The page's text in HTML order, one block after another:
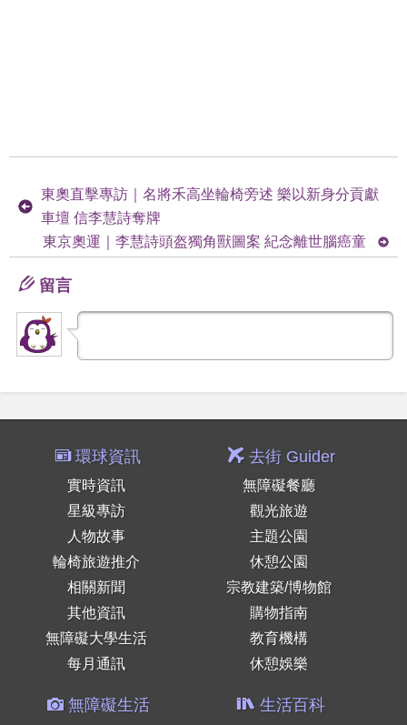
東奧直擊專訪｜名將禾高坐輪椅旁述 樂以新身分貢獻
車壇 信李慧詩奪牌
東京奧運｜李慧詩頭盔獨角獸圖案 紀念離世腦癌童
留言
環球資訊
實時資訊
星級專訪
人物故事
輪椅旅遊推介
相關新聞
其他資訊
無障礙大學生活
每月通訊
去街 Guider
無障礙餐廳
觀光旅遊
主題公園
休憩公園
宗教建築/博物館
購物指南
教育機構
休憩娛樂
無障礙生活 生活百科